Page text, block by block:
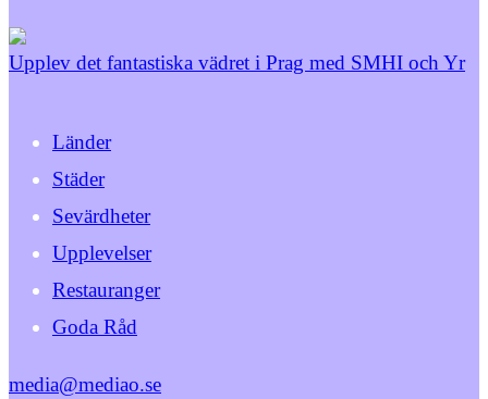
Upplev det fantastiska vädret i Prag med SMHI och Yr
Länder
Städer
Sevärdheter
Upplevelser
Restauranger
Goda Råd
media@mediao.se